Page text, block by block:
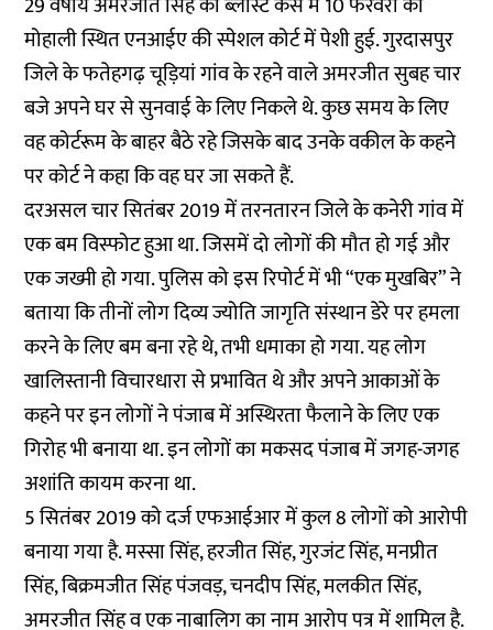
मोहाली स्थित एनआईए की स्पेशल कोर्ट में पेशी हुई. गुरदासपुर
जिले के फतेहगढ़ चूड़ियां गांव के रहने वाले अमरजीत सुबह चार
बजे अपने घर से सुनवाई के लिए निकले थे. कुछ समय के लिए
वह कोर्टरूम के बाहर बैठे रहे जिसके बाद उनके वकील के कहने
पर कोर्ट ने कहा कि वह घर जा सकते हैं.
दरअसल चार सितंबर 2019 में तरनतारन जिले के कनेरी गांव में
एक बम विस्फोट हुआ था. जिसमें दो लोगों की मौत हो गई और
एक जख्मी हो गया. पुलिस को इस रिपोर्ट में भी “एक मुखबिर” ने
बताया कि तीनों लोग दिव्य ज्योति जागृति संस्थान डेरे पर हमला
करने के लिए बम बना रहे थे, तभी धमाका हो गया. यह लोग
खालिस्तानी विचारधारा से प्रभावित थे और अपने आकाओं के
कहने पर इन लोगों ने पंजाब में अस्थिरता फैलाने के लिए एक
गिरोह भी बनाया था. इन लोगों का मकसद पंजाब में जगह-जगह
अशांति कायम करना था.
5 सितंबर 2019 को दर्ज एफआईआर में कुल 8 लोगों को आरोपी
बनाया गया है. मस्सा सिंह, हरजीत सिंह, गुरजंट सिंह, मनप्रीत
सिंह, बिक्रमजीत सिंह पंजवड़, चनदीप सिंह, मलकीत सिंह,
अमरजीत सिंह व एक नाबालिग का नाम आरोप पत्र में शामिल है.